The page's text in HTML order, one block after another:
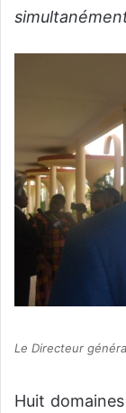
Le Directeur
Huit